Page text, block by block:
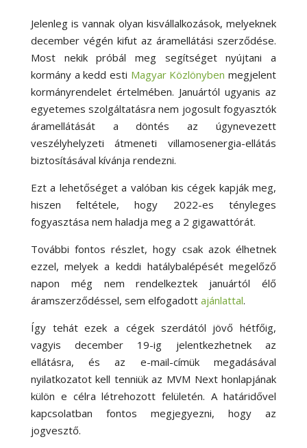
Jelenleg is vannak olyan kisvállalkozások, melyeknek
december végén kifut az áramellátási szerződése.
Most nekik próbál meg segítséget nyújtani a
kormány a kedd esti Magyar Közlönyben megjelent
kormányrendelet értelmében. Januártól ugyanis az
egyetemes szolgáltatásra nem jogosult fogyasztók
áramellátását a döntés az úgynevezett
veszélyhelyzeti átmeneti villamosenergia-ellátás
biztosításával kívánja rendezni.
Ezt a lehetőséget a valóban kis cégek kapják meg,
hiszen feltétele, hogy 2022-es tényleges
fogyasztása nem haladja meg a 2 gigawattórát.
További fontos részlet, hogy csak azok élhetnek
ezzel, melyek a keddi hatálybalépését megelőző
napon még nem rendelkeztek januártól élő
áramszerződéssel, sem elfogadott ajánlattal.
Így tehát ezek a cégek szerdától jövő hétfőig,
vagyis december 19-ig jelentkezhetnek az
ellátásra, és az e-mail-címük megadásával
nyilatkozatot kell tenniük az MVM Next honlapjának
külön e célra létrehozott felületén. A határidővel
kapcsolatban fontos megjegyezni, hogy az
jogvesztő.